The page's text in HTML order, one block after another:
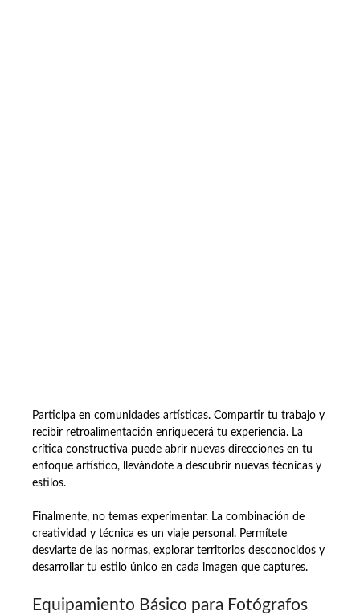
Participa en comunidades artísticas. Compartir tu trabajo y
recibir retroalimentación enriquecerá tu experiencia. La
crítica constructiva puede abrir nuevas direcciones en tu
enfoque artístico, llevándote a descubrir nuevas técnicas y
estilos.
Finalmente, no temas experimentar. La combinación de
creatividad y técnica es un viaje personal. Permítete
desviarte de las normas, explorar territorios desconocidos y
desarrollar tu estilo único en cada imagen que captures.
Equipamiento Básico para Fotógrafos